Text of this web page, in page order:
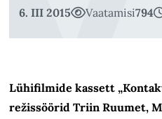
6. III 2015 Vaatamisi794
Lühifilmide kassett
režissöörid Triin Ruumet,